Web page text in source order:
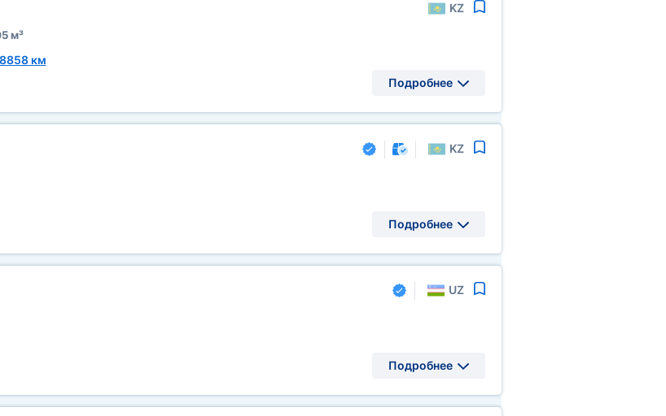
KZ
м³
8858 км
Подробнее
KZ
Подробнее
UZ
Подробнее